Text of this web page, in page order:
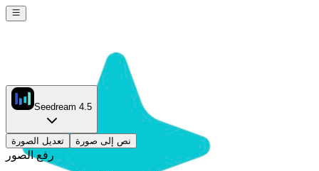
Seedream 4.5
تعديل الصورة نص إلى صورة
رفع الصور